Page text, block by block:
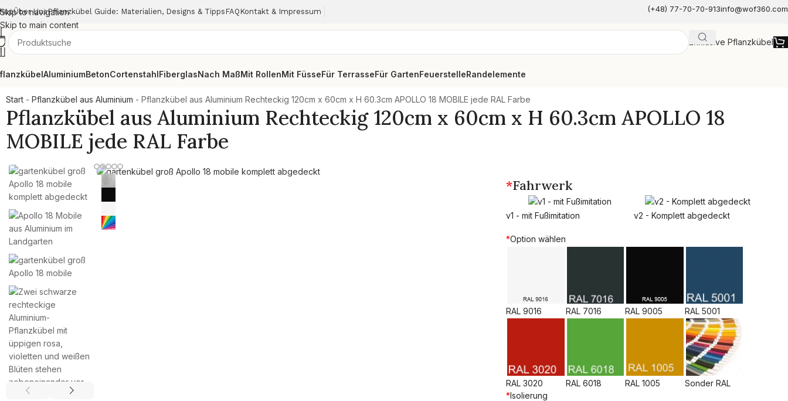
Skip to navigation
Skip to main content
Über UnsPflanzkübel Guide: Materialien, Designs & Tipps FAQ Kontakt & Impressum (+48) 77-70-70-913info@wof360.com
Exklusive Pflanzkübel
AluminiumBetonCortenstahlFiberglasNach MaßMit RollenMit FüsseFür TerrasseFür GartenFeuerstelleRandelemente
Start - Pflanzkübel aus Aluminium - Pflanzkübel aus Aluminium Rechteckig 120cm x 60cm x H 60.3cm APOLLO 18 MOBILE jede RAL Farbe
Pflanzkübel aus Aluminium Rechteckig 120cm x 60cm x H 60.3cm APOLLO 18
MOBILE jede RAL Farbe
*Fahrwerk
v1 - mit Fußimitation v2 - Komplett abgedeckt
*Option wählen
RAL 9016 RAL 7016 RAL 9005 RAL 5001
RAL 3020 RAL 6018 RAL 1005
Sonder RAL
*Isolierung